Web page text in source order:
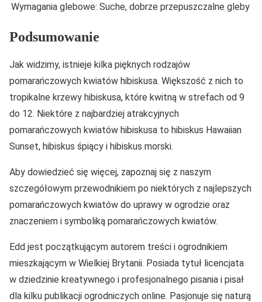
Wymagania glebowe: Suche, dobrze przepuszczalne gleby
Podsumowanie
Jak widzimy, istnieje kilka pięknych rodzajów
pomarańczowych kwiatów hibiskusa. Większość z nich to
tropikalne krzewy hibiskusa, które kwitną w strefach od 9
do 12. Niektóre z najbardziej atrakcyjnych
pomarańczowych kwiatów hibiskusa to hibiskus Hawaiian
Sunset, hibiskus śpiący i hibiskus morski.
Aby dowiedzieć się więcej, zapoznaj się z naszym
szczegółowym przewodnikiem po niektórych z najlepszych
pomarańczowych kwiatów do uprawy w ogrodzie oraz
znaczeniem i symboliką pomarańczowych kwiatów.
Edd jest początkującym autorem treści i ogrodnikiem
mieszkającym w Wielkiej Brytanii. Posiada tytuł licencjata
w dziedzinie kreatywnego i profesjonalnego pisania i pisał
dla kilku publikacji ogrodniczych online. Pasjonuje się naturą